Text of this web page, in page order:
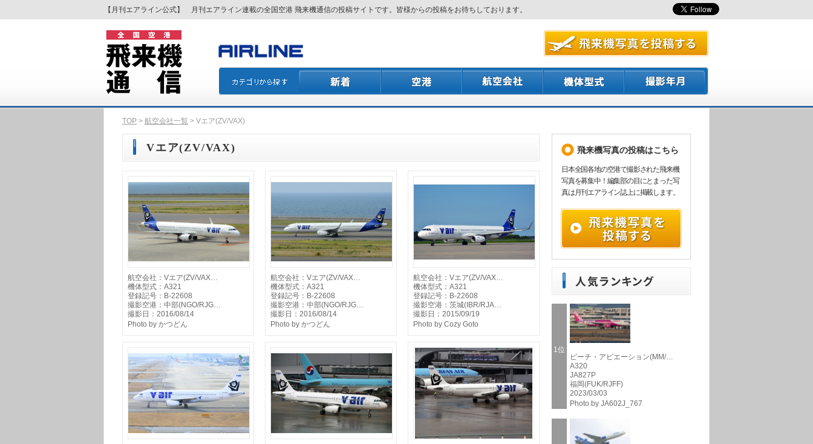
【月刊エアライン公式】 月刊エアライン連載の全国空港 飛来機通信の投稿サイトです。皆様からの投稿をお待ちしております。
TOP > 航空会社一覧 > Vエア(ZV/VAX)
Vエア(ZV/VAX)
航空会社：Vエア(ZV/VAX…
機体型式：A321
登録記号：B-22608
撮影空港：中部(NGO/RJG…
撮影日：2016/08/14
Photo by かつどん
航空会社：Vエア(ZV/VAX…
機体型式：A321
登録記号：B-22608
撮影空港：中部(NGO/RJG…
撮影日：2016/08/14
Photo by かつどん
航空会社：Vエア(ZV/VAX…
機体型式：A321
登録記号：B-22608
撮影空港：茨城(IBR/RJA…
撮影日：2015/09/19
Photo by Cozy Goto
飛来機写真の投稿はこちら
日本全国各地の空港で撮影された飛来機
写真を募集中！編集部の目にとまった写
真は月刊エアライン誌上に掲載します。
1位
ピーチ・アビエーション(MM/…
A320
JA827P
福岡(FUK/RJFF)
2023/03/03
Photo by JA602J_767